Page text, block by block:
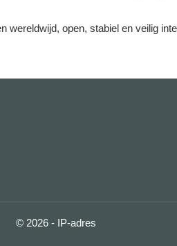
open, stabiel en veilig
© 2026 - IP-adres